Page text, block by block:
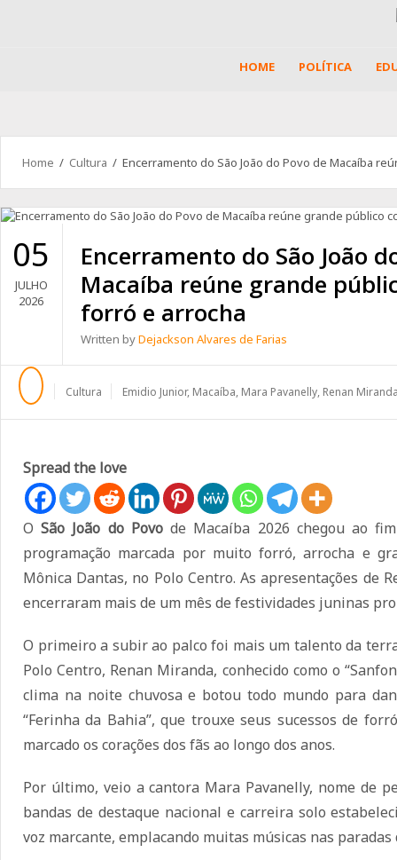
HOME POLÍTICA
Home / Cultura / Encerramento do São João do Povo de Macaíba
05
JULHO
2026
Encerramento do São João
Macaíba reúne grande
forró e arrocha
Written byDejackson Alvares de Farias
Cultura Emidio Junior, Macaíba, Mara Pavanelly, Renan
Spread the love
OSão João do Povode Macaíba 2026 chegou ao
programação marcada por muito forró, arrocha e
Mônica Dantas, no Polo Centro. As apresentações de
encerraram mais de um mês de festividades juninas
O primeiro a subir ao palco foi mais um talento da
Polo Centro, Renan Miranda, conhecido como o
clima na noite chuvosa e botou todo mundo para
“Ferinha da Bahia”, que trouxe seus sucessos de
marcado os corações dos fãs ao longo dos anos.
Por último, veio a cantora Mara Pavanelly, nome de
bandas de destaque nacional e carreira solo
voz marcante, emplacando muitas músicas nas paradas